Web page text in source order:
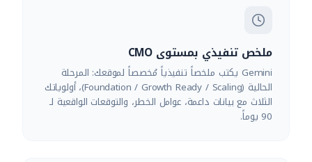
ملخص تنفيذي بمستوى CMO
Gemini يكتب ملخصاً تنفيذياً مُخصصاً لموقعك: المرحلة
الحالية (Foundation / Growth Ready / Scaling)، أولوياتك
الثلاث مع بيانات داعمة، عوامل الخطر، والتوقعات الواقعية لـ
90 يوماً.